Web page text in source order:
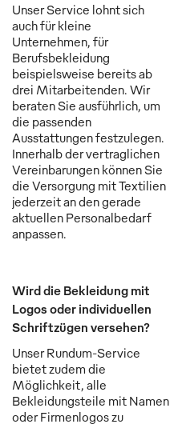
Unser Service lohnt sich
auch für kleine
Unternehmen, für
Berufsbekleidung
beispielsweise bereits ab
drei Mitarbeitenden. Wir
beraten Sie ausführlich, um
die passenden
Ausstattungen festzulegen.
Innerhalb der vertraglichen
Vereinbarungen können Sie
die Versorgung mit Textilien
jederzeit an den gerade
aktuellen Personalbedarf
anpassen.
Wird die Bekleidung mit
Logos oder individuellen
Schriftzügen versehen?
Unser Rundum-Service
bietet zudem die
Möglichkeit, alle
Bekleidungsteile mit Namen
oder Firmenlogos zu